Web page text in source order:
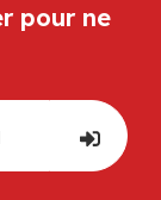
pour ne